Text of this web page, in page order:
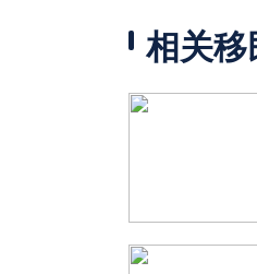
相关移